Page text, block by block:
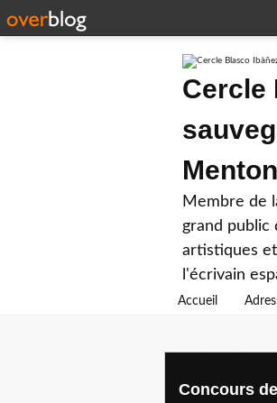
Cercle
Membre de
grand public
artistiques
l'écrivain
Accueil
Concours